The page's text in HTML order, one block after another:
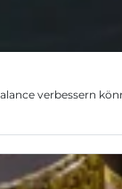
verbessern